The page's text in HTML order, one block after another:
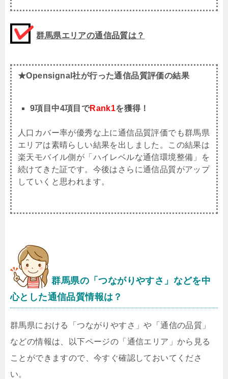
群馬県エリアの通信品質は？
★Opensignal社が行った通信品質評価の結果
9項目中4項目でRank1を獲得！
人口カバー率が優秀な上に通信品質評価でも群馬県
エリアは素晴らしい結果を出しました。この結果は
楽天モバイル側が「ハイレベルな通信環境整備」を
続けてきた証です。今後はさらに通信品質がアップ
していくと思われます。
群馬県の「つながりやすさ」などを中
心とした通信品質情報は？
群馬県における「つながりやすさ」や「通信の品質」
などの情報は、以下ページの「通信エリア」から見る
ことができますので、今すぐ確認しておいてくださ
い。